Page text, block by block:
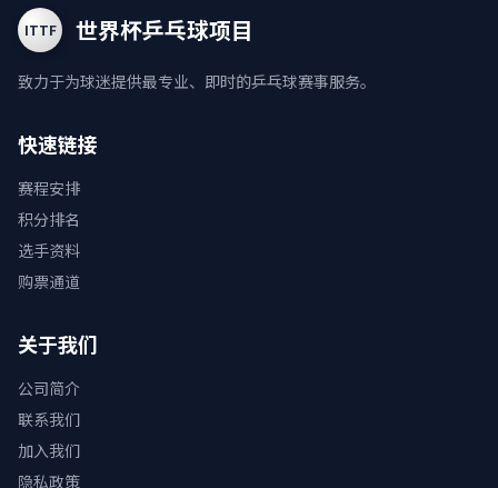
ITTF 世界杯乒乓球项目
致力于为球迷提供最专业、即时的乒乓球赛事服务。
快速链接
赛程安排
积分排名
选手资料
购票通道
关于我们
公司简介
联系我们
加入我们
隐私政策